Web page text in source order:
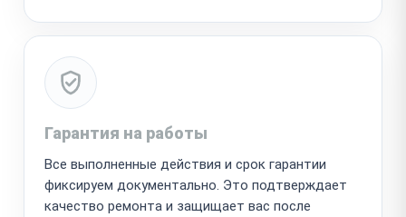
Гарантия на работы
Все выполненные действия и срок гарантии
фиксируем документально. Это подтверждает
качество ремонта и защищает вас после